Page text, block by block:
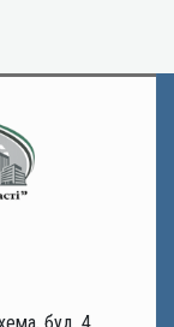
буд. 4